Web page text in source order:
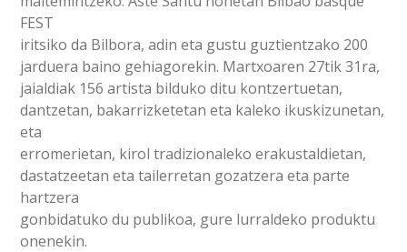
FEST
iritsiko da Bilbora, adin eta gustu guztientzako 200
jarduera baino gehiagorekin. Martxoaren 27tik 31ra,
jaialdiak 156 artista bilduko ditu kontzertuetan,
dantzetan, bakarrizketetan eta kaleko ikuskizunetan,
eta
erromerietan, kirol tradizionaleko erakustaldietan,
dastatzeetan eta tailerretan gozatzera eta parte
hartzera
gonbidatuko du publikoa, gure lurraldeko produktu
onenekin.